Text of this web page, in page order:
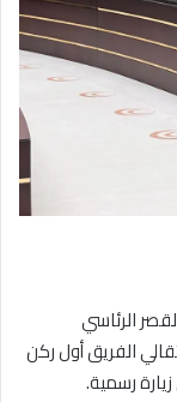
الرئاسي
الفريق أول ركن
رسمية.